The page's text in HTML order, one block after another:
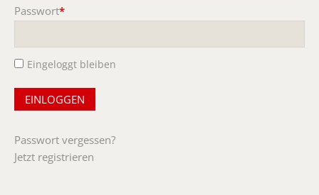
Passwort*
Eingeloggt bleiben
Passwort vergessen?
Jetzt registrieren